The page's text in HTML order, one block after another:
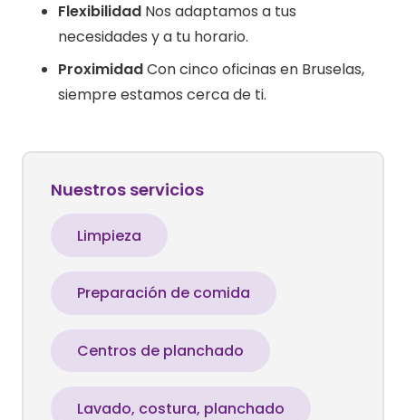
Flexibilidad Nos adaptamos a tus
necesidades y a tu horario.
ProximidadCon cinco oficinas en Bruselas,
siempre estamos cerca de ti.
Nuestros servicios
Limpieza
Preparación de comida
Centros de planchado
Lavado, costura, planchado